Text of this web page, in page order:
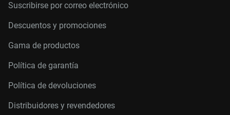
Suscribirse por correo electrónico
Descuentos y promociones
Gama de productos
Política de garantía
Política de devoluciones
Distribuidores y revendedores